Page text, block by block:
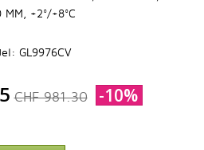
MM, +2°/+8°C
GL9976CV
CHF 981.30 -10%